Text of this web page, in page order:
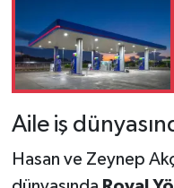
Aile iş
Hasan ve Zeynep